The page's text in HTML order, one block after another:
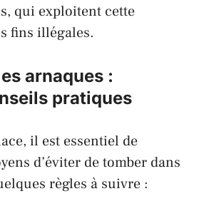
qui exploitent cette
fins illégales.
arnaques :
pratiques
il est essentiel de
d’éviter de tomber dans
règles à suivre :